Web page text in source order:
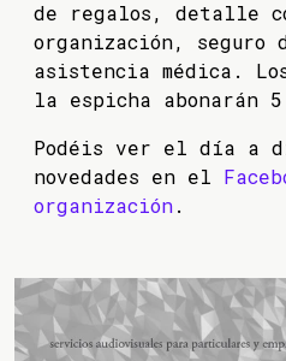
de regalos, detalle
organización, seguro
asistencia médica.
la espicha abonarán
Podéis ver el día a
novedades en el
organización.